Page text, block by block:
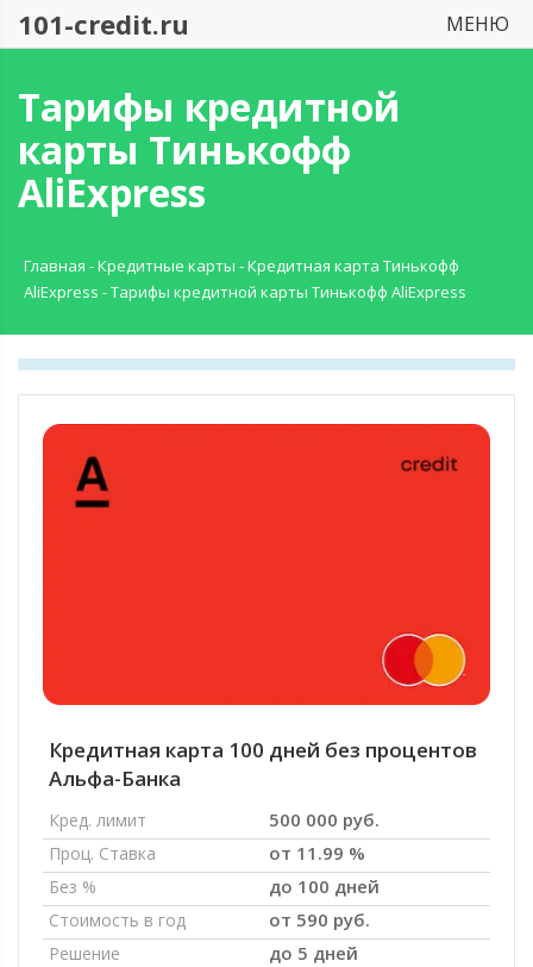
101-credit.ru МЕНЮ
Тарифы кредитной
карты Тинькофф
AliExpress
Главная -Кредитные карты -Кредитная карта Тинькофф
AliExpress -Тарифы кредитной карты Тинькофф AliExpress
Кредитная карта 100 дней без процентов
Альфа-Банка
Кред. лимит 500 000 руб.
Проц. Ставка от 11.99 %
Без % до 100 дней
Стоимость в год от 590 руб.
Решение до 5 дней